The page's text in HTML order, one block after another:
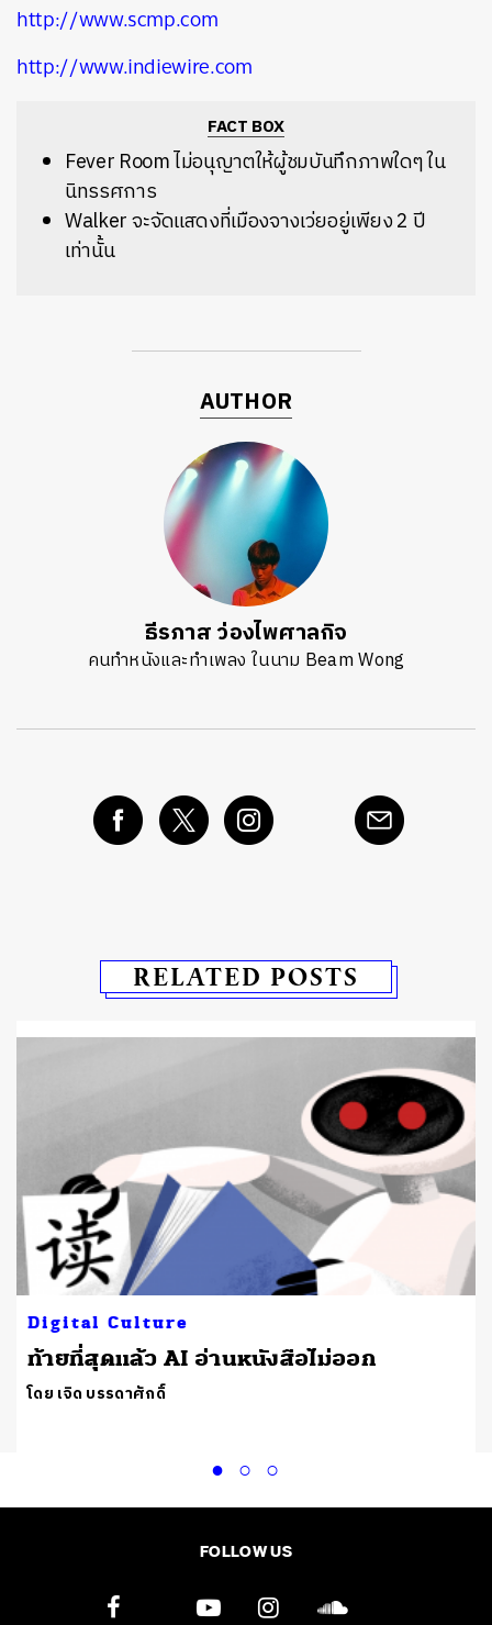
http://www.scmp.com
http://www.indiewire.com
FACT BOX
Fever Room ไม่อนุญาตให้ผู้ชมบันทึกภาพใดๆ ใน
นิทรรศการ
Walker จะจัดแสดงที่เมืองจางเว่ยอยู่เพียง 2 ปี
เท่านั้น
AUTHOR
ธีรภาส ว่องไพศาลกิจ
คนทำหนังและทำเพลง ในนาม Beam Wong
RELATED POSTS
Digital Culture
ท้ายที่สุดแล้ว AI อ่านหนังสือไม่ออก
โดย เจิด บรรดาศักดิ์
FOLLOW US